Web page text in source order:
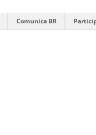
Comunica BR